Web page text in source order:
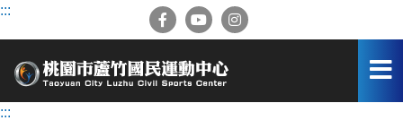
跳
容
:::
:::